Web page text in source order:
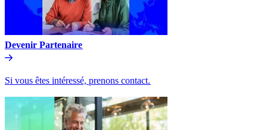
Devenir Partenaire​​
Si vous êtes intéressé, prenons contact.​​